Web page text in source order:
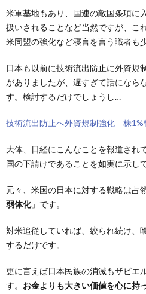
米軍基地もあり、国連の敵国条項に
扱いされることなど当然ですが、こ
米同盟の強化など寝言を言う識者も
日本も以前に技術流出防止に外資規
がありましたが、遅すぎて話になら
す。検討するだけでしょうし…
技術流出防止へ外資規制強化 株1%
大体、日経にこんなことを報道され
国の下請けであることを如実に示し
元々、米国の日本に対する戦略は占
弱体化」です。
対米追従していれば、絞られ続け、
するだけです。
更に言えば日本民族の消滅もザビエ
す。 お金よりも大きい価値を心に持